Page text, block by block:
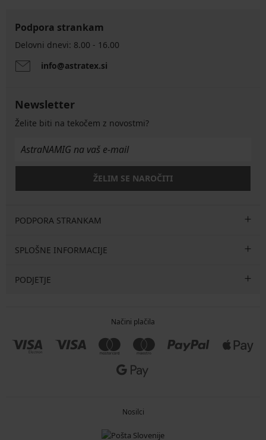
Podpora strankam
Delovni dnevi: 8.00 - 16.00
info@astratex.si
Newsletter
Želite biti na tekočem z novostmi?
ŽELIM SE NAROČITI
PODPORA STRANKAM
SPLOŠNE INFORMACIJE
PODJETJE
Načini plačila
Nosilci